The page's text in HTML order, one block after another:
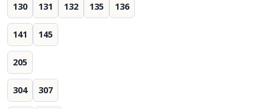
130 131 132 135 136
141 145
205
304 307